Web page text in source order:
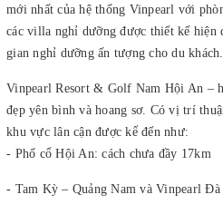
mới nhất của hệ thống Vinpearl với
các villa nghỉ dưỡng được thiết kế hiện
gian nghỉ dưỡng ấn tượng cho du khách.
Vinpearl Resort & Golf Nam Hội An –
đẹp yên bình và hoang sơ. Có vị trí
khu vực lân cận được kể đến như:
- Phố cổ Hội An: cách chưa đầy 17km
- Tam Kỳ – Quảng Nam và Vinpearl Đà